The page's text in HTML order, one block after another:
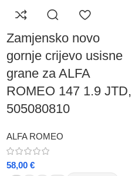
Zamjensko novo
gornje crijevo usisne
grane za ALFA
ROMEO 147 1.9 JTD,
505080810
ALFA ROMEO
58,00 €